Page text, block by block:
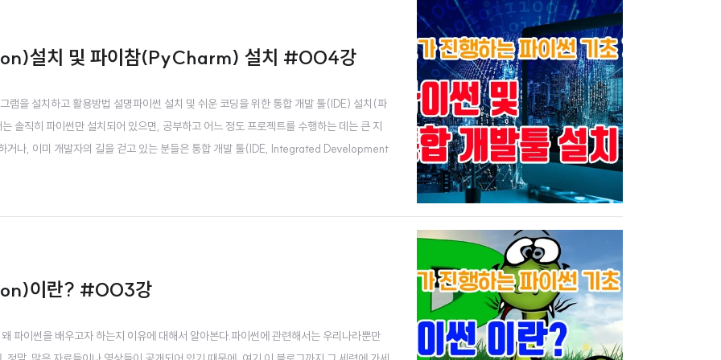
설치 및 파이참(PyCharm) 설치 #004강
램을 설치하고 활용방법 설명파이썬 설치 및 쉬운 코딩을 위한 통합 개발 툴(IDE) 설치(파
솔직히 파이썬만 설치되어 있으면, 공부하고 어느 정도 프로젝트를 수행하는 데는 큰 지
거나, 이미 개발자의 길을 걷고 있는 분들은 통합 개발 툴(IDE, Integrated Development
이란? #003강
파이썬을 배우고자 하는지 이유에 대해서 알아본다.파이썬에 관련해서는 우리나라뿐만